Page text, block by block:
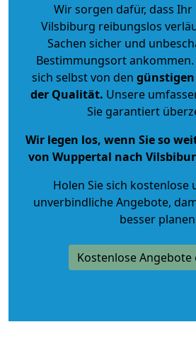
Wir sorgen dafür, dass Ihr
Vilsbiburg reibungslos
Sachen sicher und
Bestimmungsort ankommen.
sich selbst von den
der Qualität. Unsere
Sie garantiert
Wir legen los, wenn Sie so
von Wuppertal nach
Holen Sie sich kostenlose
unverbindliche Angebote,
besser
Kostenlose Angebote